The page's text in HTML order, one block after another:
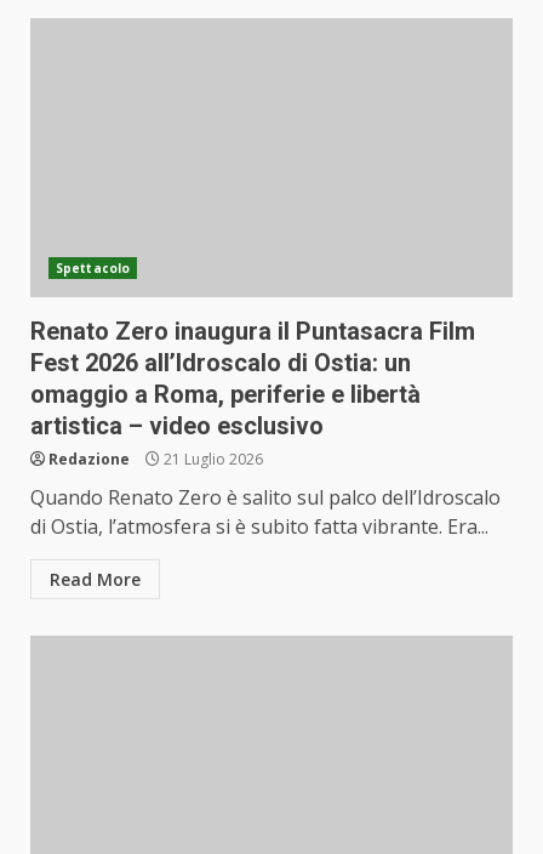
Spettacolo
Renato Zero inaugura il Puntasacra Film
Fest 2026 all’Idroscalo di Ostia: un
omaggio a Roma, periferie e libertà
artistica – video esclusivo
Redazione 21 Luglio 2026
Quando Renato Zero è salito sul palco dell’Idroscalo
di Ostia, l’atmosfera si è subito fatta vibrante. Era...
Read More